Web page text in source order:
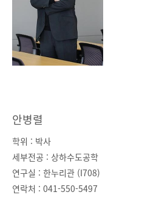
안병렬
학위 : 박사
세부전공 : 상하수도공학
연구실 : 한누리관 (I708)
연락처 : 041-550-5497